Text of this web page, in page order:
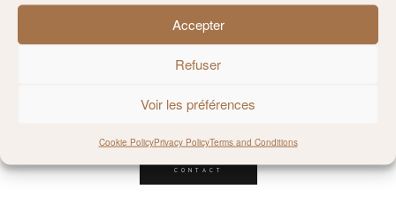
Accepter
Refuser
Voir les préférences
Cookie PolicyPrivacy PolicyTerms and Conditions
CONTACT